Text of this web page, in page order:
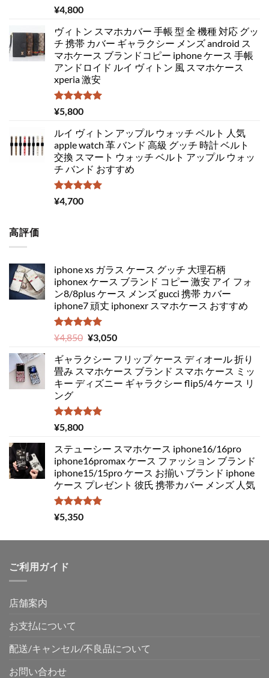
5段階中
5.00
¥4,800
ヴィトン スマホカバー 手帳 型 全 機種 対応 グッ
チ 携帯 カバー ギャラクシー メンズ android ス
マホケース ブランドコピー iphone ケース 手帳
アンドロイド ルイ ヴィトン 風 スマホケース
xperia 激安
5段階中
5.00
¥5,800
ルイ ヴィトン アップル ウォッチ ベルト 人気
apple watch 革 バンド 高級 グッチ 時計 ベルト
交換 スマート ウォッチ ベルト アップル ウォッ
チ バンド おすすめ
5段階中
5.00
¥4,700
高評価
iphone xs ガラス ケース グッチ 大理石柄
iphonex ケース ブランド コピー 激安 アイ フォ
ン8/8plus ケース メンズ gucci 携帯 カバー
iphone7 頑丈 iphonexr スマホケース おすすめ
5段階中
5.00
の評価
¥4,850 元
価
格
は
で
¥3,050現
の
価
格
ギャラクシー フリップ ケース ディオール 折り
畳み スマホケース ブランド スマホ ケース ミッ
キー ディズニー ギャラクシー flip5/4 ケース リ
ング
5段階中
5.00
¥5,800
ステューシー スマホケース iphone16/16pro
iphone16promax ケース ファッション ブランド
iphone15/15pro ケース お揃い ブランド iphone
ケース プレゼント 彼氏 携帯カバー メンズ 人気
5段階中
5.00
¥5,350
ご利用ガイド
店舗案内
お支払について
配送/キャンセル/不良品について
お問い合わせ